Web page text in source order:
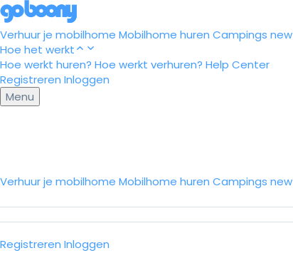
Verhuur je mobilhome Mobilhome huren Campings new
Hoe het werkt
Hoe werkt huren? Hoe werkt verhuren? Help Center
Registreren Inloggen
Menu
Verhuur je mobilhome Mobilhome huren Campings new
Registreren Inloggen